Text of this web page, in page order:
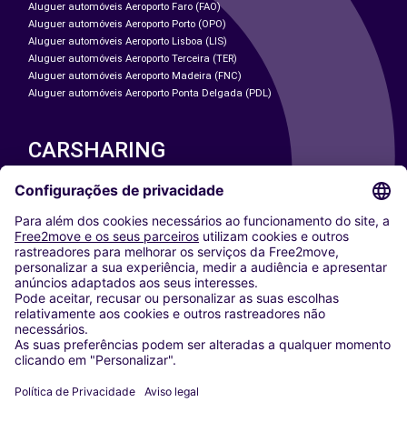
Aluguer automóveis Aeroporto Faro (FAO)
Aluguer automóveis Aeroporto Porto (OPO)
Aluguer automóveis Aeroporto Lisboa (LIS)
Aluguer automóveis Aeroporto Terceira (TER)
Aluguer automóveis Aeroporto Madeira (FNC)
Aluguer automóveis Aeroporto Ponta Delgada (PDL)
CARSHARING
NOSSAS CIDADES
Washington DC
Milan
Rome
Turin
Vienna
Berlin
Cologne
Dusseldorf
Frankfurt
Munich